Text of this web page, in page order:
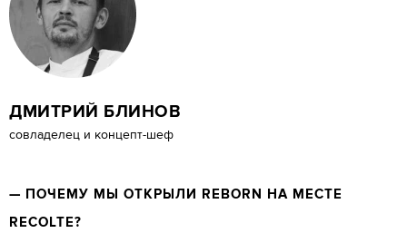
ДМИТРИЙ БЛИНОВ
cовладелец и концепт-шеф
— ПОЧЕМУ МЫ ОТКРЫЛИ REBORN НА МЕСТЕ
RECOLTE?